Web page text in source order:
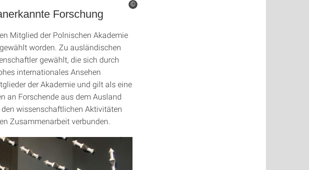
Forschung
Mitglied der Polnischen Akademie
worden. Zu ausländischen
gewählt, die sich durch
internationales Ansehen
der Akademie und gilt als eine
an Forschende aus dem Ausland
wissenschaftlichen Aktivitäten
Zusammenarbeit verbunden.
©